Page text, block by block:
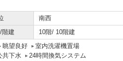
南西
階建 10階/ 10階建
眺望良好
室内洗濯機置場
共下水
24時間換気システム